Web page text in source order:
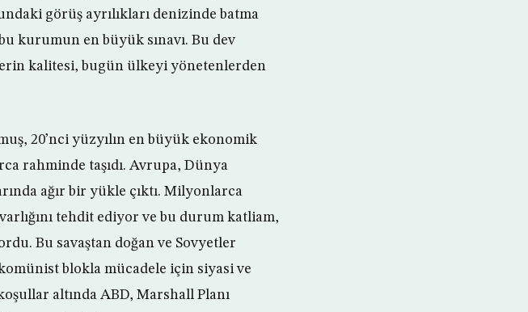
görüş ayrılıkları denizinde batma
kurumun en büyük sınavı. Bu dev
kalitesi, bugün ülkeyi yönetenlerden
20’nci yüzyılın en büyük ekonomik
rahminde taşıdı. Avrupa, Dünya
ağır bir yükle çıktı. Milyonlarca
tehdit ediyor ve bu durum katliam,
Bu savaştan doğan ve Sovyetler
blokla mücadele için siyasi ve
altında ABD, Marshall Planı